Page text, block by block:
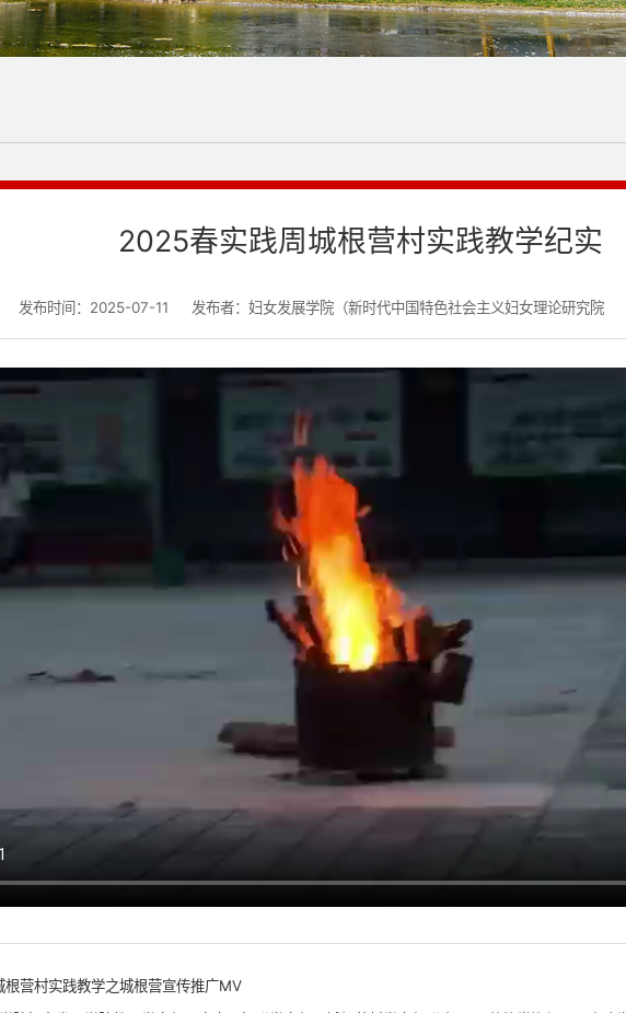
2025春实践周城根营村实践教学纪实
发布时间：2025-07-11 发布者：妇女发展学院（新时代中国特色社会主义妇女理论研究院
根营村实践教学之城根营宣传推广MV